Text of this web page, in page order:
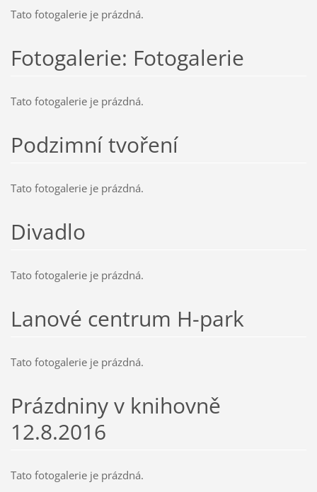
Tato fotogalerie je prázdná.
Fotogalerie: Fotogalerie
Tato fotogalerie je prázdná.
Podzimní tvoření
Tato fotogalerie je prázdná.
Divadlo
Tato fotogalerie je prázdná.
Lanové centrum H-park
Tato fotogalerie je prázdná.
Prázdniny v knihovně
12.8.2016
Tato fotogalerie je prázdná.